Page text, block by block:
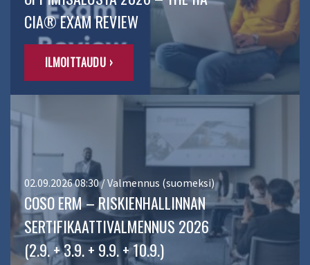
CIA® EXAM REVIEW
ILMOITTAUDU ›
02.09.2026 08:30 / Valmennus (suomeksi)
COSO ERM – RISKIENHALLINNAN
SERTIFIKAATTIVALMENNUS 2026
(2.9. + 3.9. + 9.9. + 10.9.)